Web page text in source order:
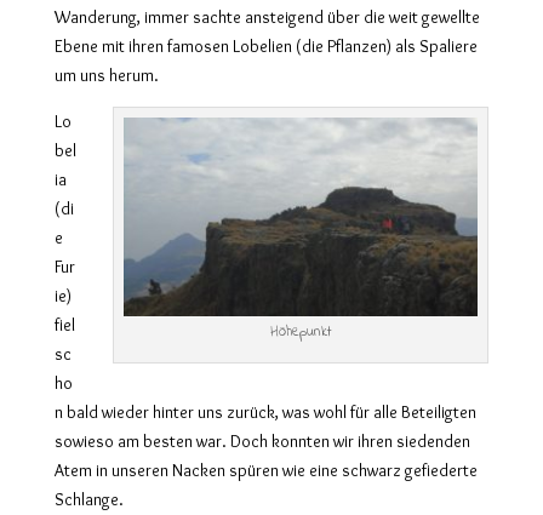
Wanderung, immer sachte ansteigend über die weit gewellte
Ebene mit ihren famosen Lobelien (die Pflanzen) als Spaliere
um uns herum.
Höhepunkt
Lo
bel
ia
(di
e
Fur
ie)
fiel
sc
ho
n bald wieder hinter uns zurück, was wohl für alle Beteiligten
sowieso am besten war. Doch konnten wir ihren siedenden
Atem in unseren Nacken spüren wie eine schwarz gefiederte
Schlange.